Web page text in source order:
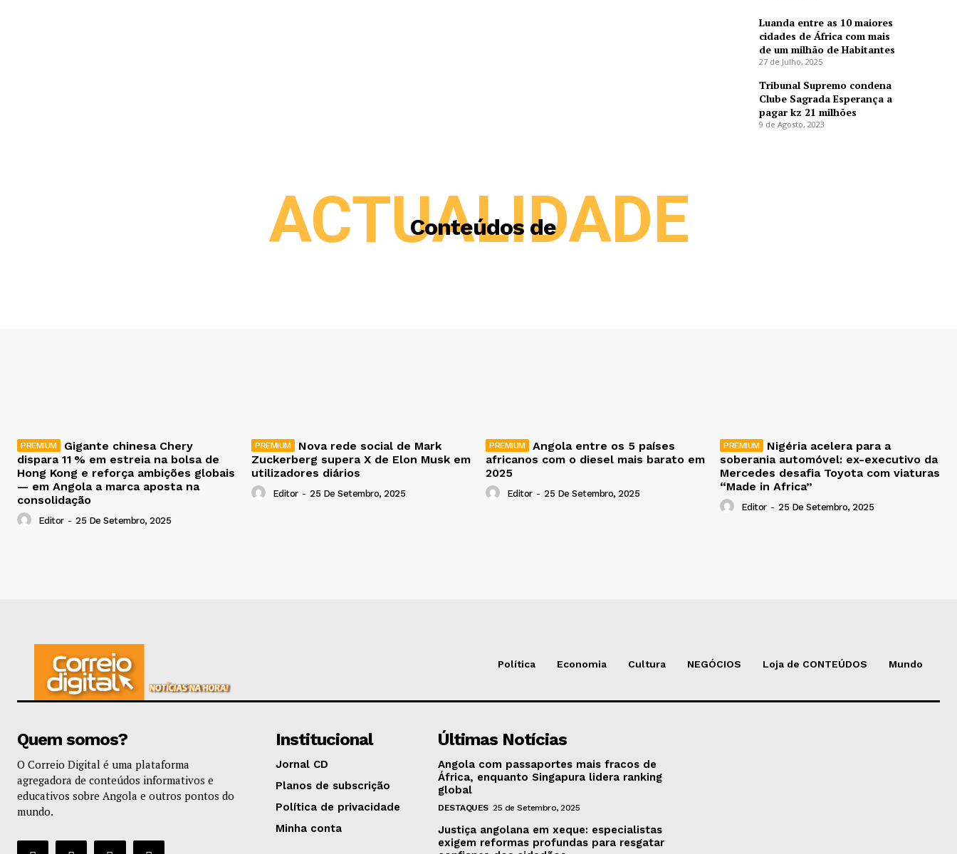
Luanda entre as 10 maiores
cidades de África com mais
de um milhão de Habitantes
27 de Julho, 2025
Tribunal Supremo condena
Clube Sagrada Esperança a
pagar kz 21 milhões
9 de Agosto, 2023
Conteúdos de
ACTUALIDADE
Gigante chinesa Chery
dispara 11 % em estreia na bolsa de
Hong Kong e reforça ambições globais
— em Angola a marca aposta na
consolidação
Editor - 25 De Setembro, 2025
Nova rede social de Mark
Zuckerberg supera X de Elon Musk em
utilizadores diários
Editor - 25 De Setembro, 2025
Angola entre os 5 países
africanos com o diesel mais barato em
2025
Editor - 25 De Setembro, 2025
Nigéria acelera para a
soberania automóvel: ex-executivo da
Mercedes desafia Toyota com viaturas
“Made in Africa”
Editor - 25 De Setembro, 2025
Política Economia Cultura NEGÓCIOS Loja de CONTEÚDOS Mundo
Quem somos?
O Correio Digital é uma plataforma
agregadora de conteúdos informativos e
educativos sobre Angola e outros pontos do
mundo.
Institucional
Jornal CD
Planos de subscrição
Política de privacidade
Minha conta
Últimas Notícias
Angola com passaportes mais fracos de
África, enquanto Singapura lidera ranking
global
DESTAQUES 25 de Setembro, 2025
Justiça angolana em xeque: especialistas
exigem reformas profundas para resgatar